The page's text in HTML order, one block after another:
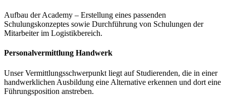
Aufbau der Academy – Erstellung eines passenden
Schulungskonzeptes sowie Durchführung von Schulungen der
Mitarbeiter im Logistikbereich.
Personalvermittlung Handwerk
Unser Vermittlungsschwerpunkt liegt auf Studierenden, die in einer
handwerklichen Ausbildung eine Alternative erkennen und dort eine
Führungsposition anstreben.